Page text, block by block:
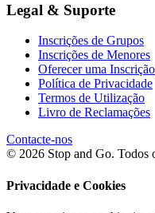
Legal & Suporte
Inscrições de Grupos
Inscrições de Menores
Oferecer uma Inscrição
Política de Privacidade
Termos de Utilização
Livro de Reclamações
Contacte-nos
© 2026 Stop and Go. Todos
Privacidade e Cookies